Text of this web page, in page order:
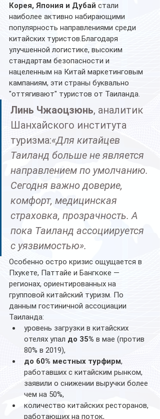
Корея, Япония и Дубай стали
наиболее активно набирающими
популярность направлениями среди
китайских туристов.Благодаря
улучшенной логистике, высоким
стандартам безопасности и
нацеленным на Китай маркетинговым
кампаниям, эти страны буквально
"оттягивают" туристов от Таиланда.
Линь Чжаоцзюнь, аналитик
Шанхайского института
туризма:«Для китайцев
Таиланд больше не является
направлением по умолчанию.
Сегодня важно доверие,
комфорт, медицинская
страховка, прозрачность. А
пока Таиланд ассоциируется
с уязвимостью».
Особенно остро кризис ощущается в
Пхукете, Паттайе и Бангкоке —
регионах, ориентированных на
групповой китайский туризм. По
данным гостиничной ассоциации
Таиланда:
уровень загрузки в китайских
отелях упал до 35% в мае (против
80% в 2019),
до 60% местных турфирм,
работавших с китайским рынком,
заявили о снижении выручки более
чем на 50%,
количество китайских ресторанов,
работающих на поток,